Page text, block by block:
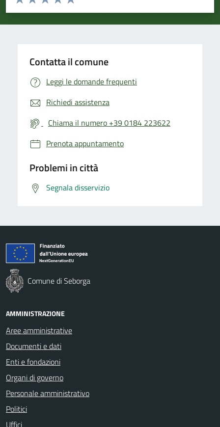
Valuta 5 stelle su 5
Valuta 4 stelle su 5
Valuta 3 stelle su 5
Valuta 2 stelle su 5
Valuta 1 stelle su 5
Contatta il comune
Leggi le domande frequenti
Richiedi assistenza
Chiama il numero +39 0184 223622
Prenota appuntamento
Problemi in città
Segnala disservizio
Comune di Seborga
AMMINISTRAZIONE
Aree amministrative
Documenti e dati
Enti e fondazioni
Organi di governo
Personale amministrativo
Politici
Uffici